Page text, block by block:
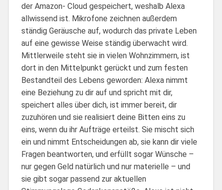
der Amazon- Cloud gespeichert, weshalb Alexa
allwissend ist. Mikrofone zeichnen außerdem
ständig Geräusche auf, wodurch das private Leben
auf eine gewisse Weise ständig überwacht wird.
Mittlerweile steht sie in vielen Wohnzimmern, ist
dort in den Mittelpunkt gerückt und zum festen
Bestandteil des Lebens geworden: Alexa nimmt
eine Beziehung zu dir auf und spricht mit dir,
speichert alles über dich, ist immer bereit, dir
zuzuhören und sie realisiert deine Bitten eins zu
eins, wenn du ihr Aufträge erteilst. Sie mischt sich
ein und nimmt Entscheidungen ab, sie kann dir viele
Fragen beantworten, und erfüllt sogar Wünsche –
nur gegen Geld natürlich und nur materielle – und
sie gibt sogar passend zur aktuellen